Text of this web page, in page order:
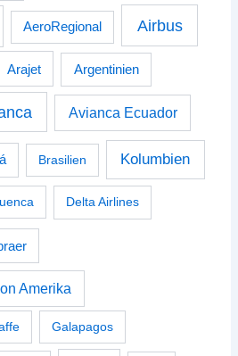
AeroRegional Airbus
Arajet Argentinien
Avianca Ecuador
Brasilien Kolumbien
Delta Airlines
Amerika
Galapagos